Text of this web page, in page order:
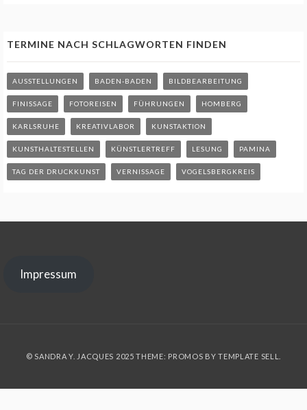
TERMINE NACH SCHLAGWORTEN FINDEN
AUSSTELLUNGEN BADEN-BADEN BILDBEARBEITUNG
FINISSAGE FOTOREISEN FÜHRUNGEN HOMBERG
KARLSRUHE KREATIVLABOR KUNSTAKTION
KUNSTHALTESTELLEN KÜNSTLERTREFF LESUNG PAMINA
TAG DER DRUCKKUNST VERNISSAGE VOGELSBERGKREIS
Impressum
© SANDRA Y. JACQUES 2025 THEME: PROMOS BYTEMPLATE SELL